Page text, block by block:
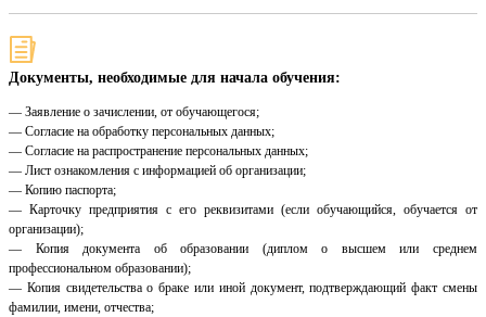
Документы, необходимые для начала обучения:
— Заявление о зачислении, от обучающегося;
— Согласие на обработку персональных данных;
— Согласие на распространение персональных данных;
— Лист ознакомления с информацией об организации;
— Копию паспорта;
— Карточку предприятия с его реквизитами (если обучающийся, обучается от
организации);
— Копия документа об образовании (диплом о высшем или среднем
профессиональном образовании);
— Копия свидетельства о браке или иной документ, подтверждающий факт смены
фамилии, имени, отчества;